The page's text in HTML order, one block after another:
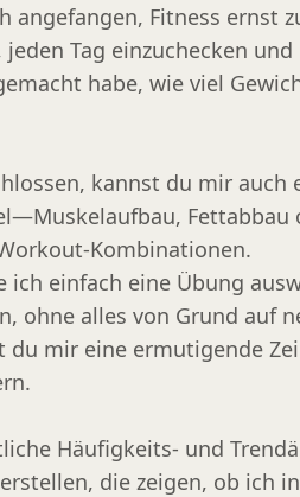
angefangen, Fitness ernst
Tag einzuchecken
habe, wie viel
kannst du mir auch
Kombinationen.
ich einfach eine Übung
ohne alles von Grund auf
du mir eine ermutigende
Häufigkeits- und
die zeigen, ob ich